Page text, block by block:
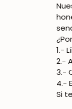
1.-
2.-
3.-
4.-
Si